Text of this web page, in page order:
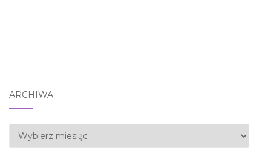
ARCHIWA
Archiwa